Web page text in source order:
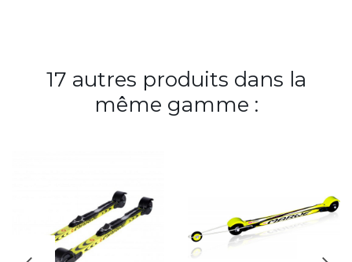
17 autres produits dans la
même gamme :